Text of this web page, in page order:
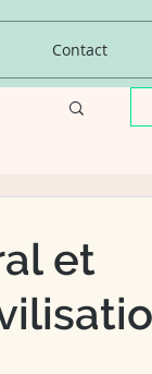
Contact
et